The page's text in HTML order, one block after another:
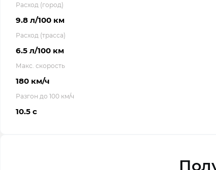
Расход (город)
9.8 л/100 км
Расход (трасса)
6.5 л/100 км
Макс. скорость
180 км/ч
Разгон до 100 км/ч
10.5 с